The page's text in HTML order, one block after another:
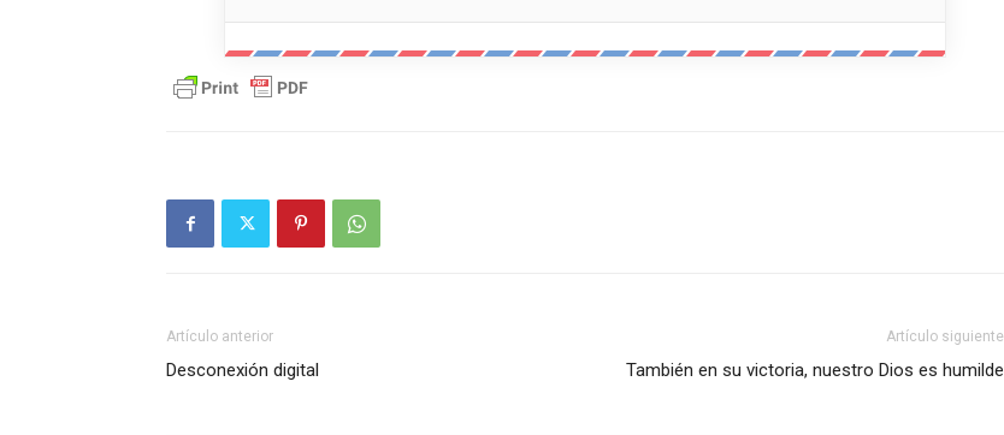
Artículo anterior
Desconexión digital
Artículo siguiente
También en su victoria, nuestro Dios es humilde